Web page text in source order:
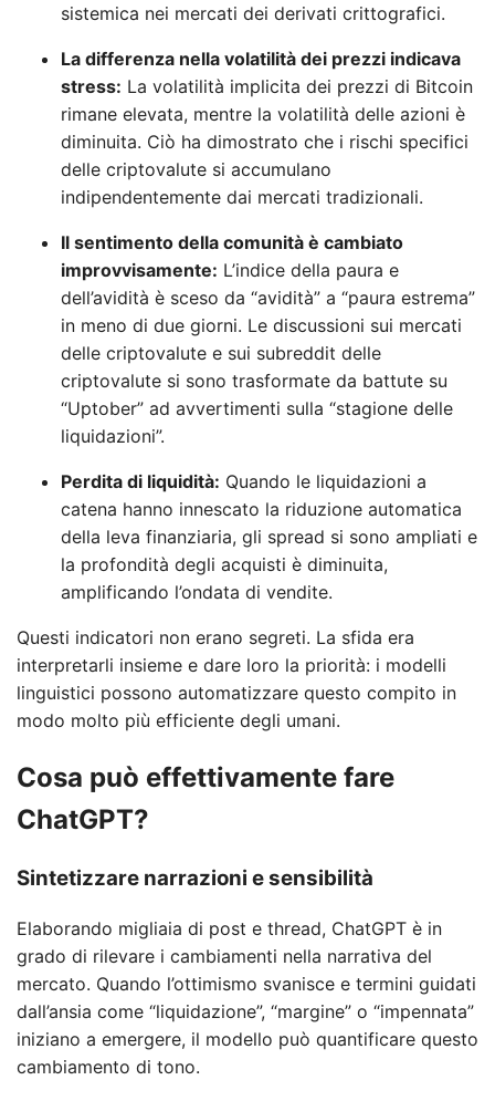
sistemica nei mercati dei derivati ​​crittografici.
La differenza nella volatilità dei prezzi indicava
stress: La volatilità implicita dei prezzi di Bitcoin
rimane elevata, mentre la volatilità delle azioni è
diminuita. Ciò ha dimostrato che i rischi specifici
delle criptovalute si accumulano
indipendentemente dai mercati tradizionali.
Il sentimento della comunità è cambiato
improvvisamente: L’indice della paura e
dell’avidità è sceso da “avidità” a “paura estrema”
in meno di due giorni. Le discussioni sui mercati
delle criptovalute e sui subreddit delle
criptovalute si sono trasformate da battute su
“Uptober” ad avvertimenti sulla “stagione delle
liquidazioni”.
Perdita di liquidità: Quando le liquidazioni a
catena hanno innescato la riduzione automatica
della leva finanziaria, gli spread si sono ampliati e
la profondità degli acquisti è diminuita,
amplificando l’ondata di vendite.
Questi indicatori non erano segreti. La sfida era
interpretarli insieme e dare loro la priorità: i modelli
linguistici possono automatizzare questo compito in
modo molto più efficiente degli umani.
Cosa può effettivamente fare
ChatGPT?
Sintetizzare narrazioni e sensibilità
Elaborando migliaia di post e thread, ChatGPT è in
grado di rilevare i cambiamenti nella narrativa del
mercato. Quando l’ottimismo svanisce e termini guidati
dall’ansia come “liquidazione”, “margine” o “impennata”
iniziano a emergere, il modello può quantificare questo
cambiamento di tono.